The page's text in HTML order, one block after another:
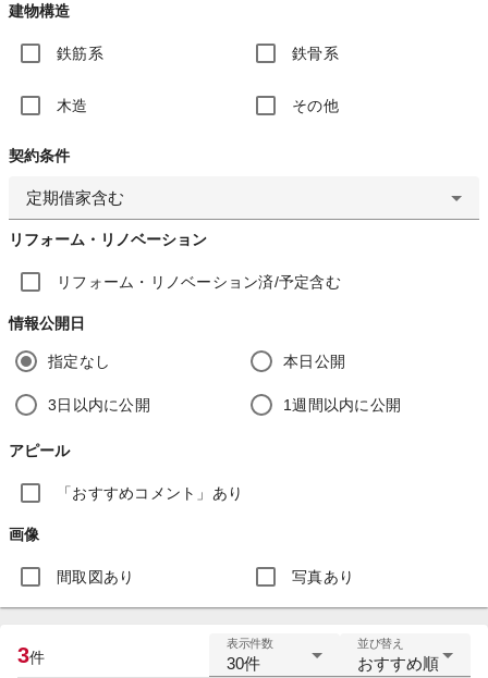
建物構造
鉄筋系 鉄骨系
木造 その他
契約条件
定期借家含む
リフォーム・リノベーション
リフォーム・リノベーション済/予定含む
情報公開日
指定なし 本日公開
3日以内に公開 1週間以内に公開
アピール
「おすすめコメント」あり
画像
間取図あり 写真あり
3件
表示件数
30件
並び替え
おすすめ順